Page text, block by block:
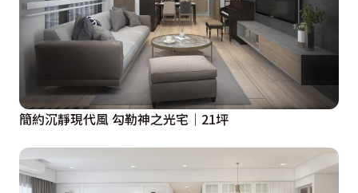
簡約沉靜現代風 勾勒神之光宅│21坪